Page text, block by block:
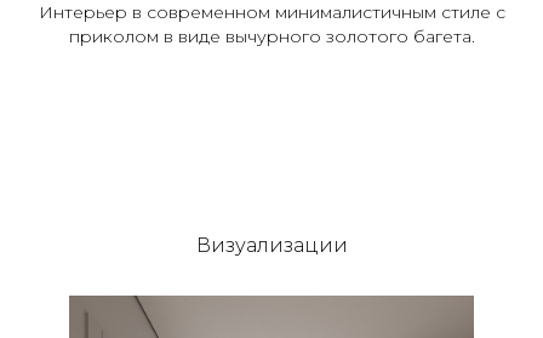
Интерьер в современном минималистичным стиле с
приколом в виде вычурного золотого багета.
Визуализации